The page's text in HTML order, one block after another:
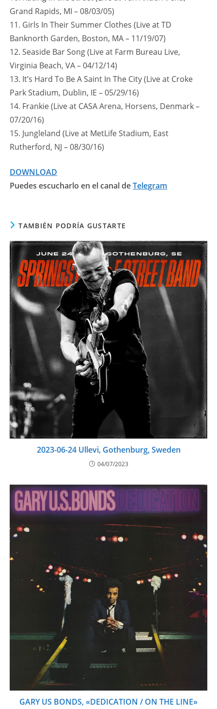
Grand Rapids, MI – 08/03/05)
11. Girls In Their Summer Clothes (Live at TD
Banknorth Garden, Boston, MA – 11/19/07)
12. Seaside Bar Song (Live at Farm Bureau Live,
Virginia Beach, VA – 04/12/14)
13. It’s Hard To Be A Saint In The City (Live at Croke
Park Stadium, Dublin, IE – 05/29/16)
14. Frankie (Live at CASA Arena, Horsens, Denmark –
07/20/16)
15. Jungleland (Live at MetLife Stadium, East
Rutherford, NJ – 08/30/16)
DOWNLOAD
Puedes escucharlo en el canal deTelegram
TAMBIÉN PODRÍA GUSTARTE
2023-06-24 Ullevi, Gothenburg, Sweden
04/07/2023
GARY US BONDS, «DEDICATION / ON THE LINE»